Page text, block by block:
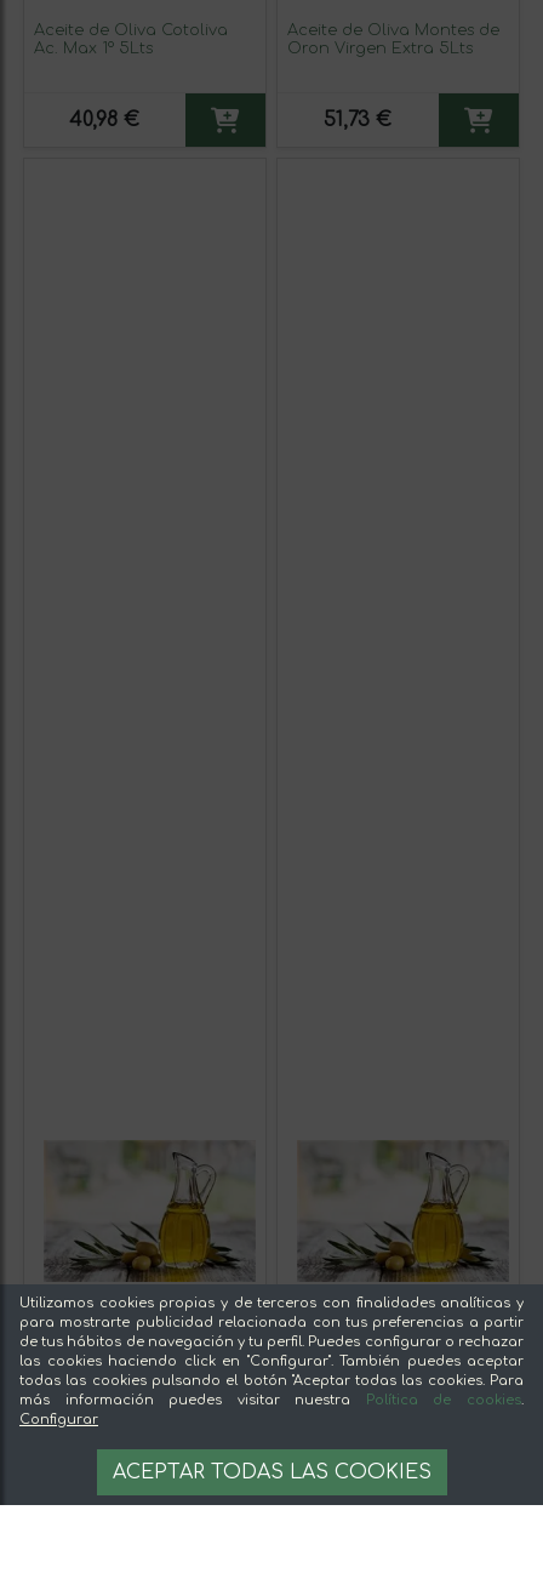
Aceite de Oliva Cotoliva
Ac. Max 1º 5Lts
40,98 €
Aceite de Oliva Montes de
Oron Virgen Extra 5Lts
51,73 €
Utilizamos cookies propias y de terceros con finalidades analíticas y
para mostrarte publicidad relacionada con tus preferencias a partir
de tus hábitos de navegación y tu perfil. Puedes configurar o rechazar
las cookies haciendo click en "Configurar". También puedes aceptar
todas las cookies pulsando el botón "Aceptar todas las cookies. Para
más información puedes visitar nuestra
Política de cookies.
Configurar
ACEPTAR TODAS LAS COOKIES